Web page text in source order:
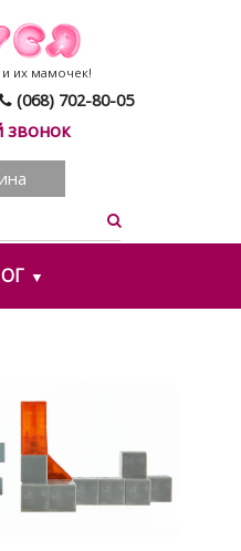
(068) 702-80-05
звонок
и их мамочек!